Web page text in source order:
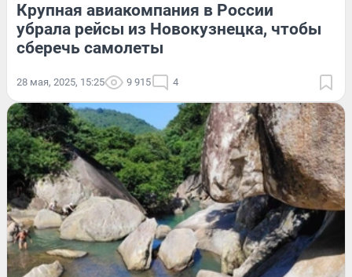
Крупная авиакомпания в России
убрала рейсы из Новокузнецка, чтобы
сберечь самолеты
28 мая, 2025, 15:25 9 915 4